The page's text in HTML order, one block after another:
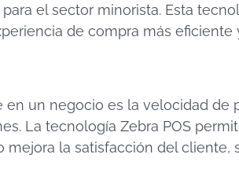
el sector minorista. Esta
de compra más eficiente
un negocio es la velocidad de
La tecnología Zebra POS
la satisfacción del